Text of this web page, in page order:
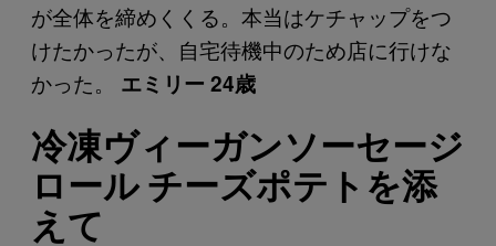
が全体を締めくくる。本当はケチャップをつ
けたかったが、自宅待機中のため店に行けな
かった。 エミリー 24歳
冷凍ヴィーガンソーセージ
ロール チーズポテトを添
えて